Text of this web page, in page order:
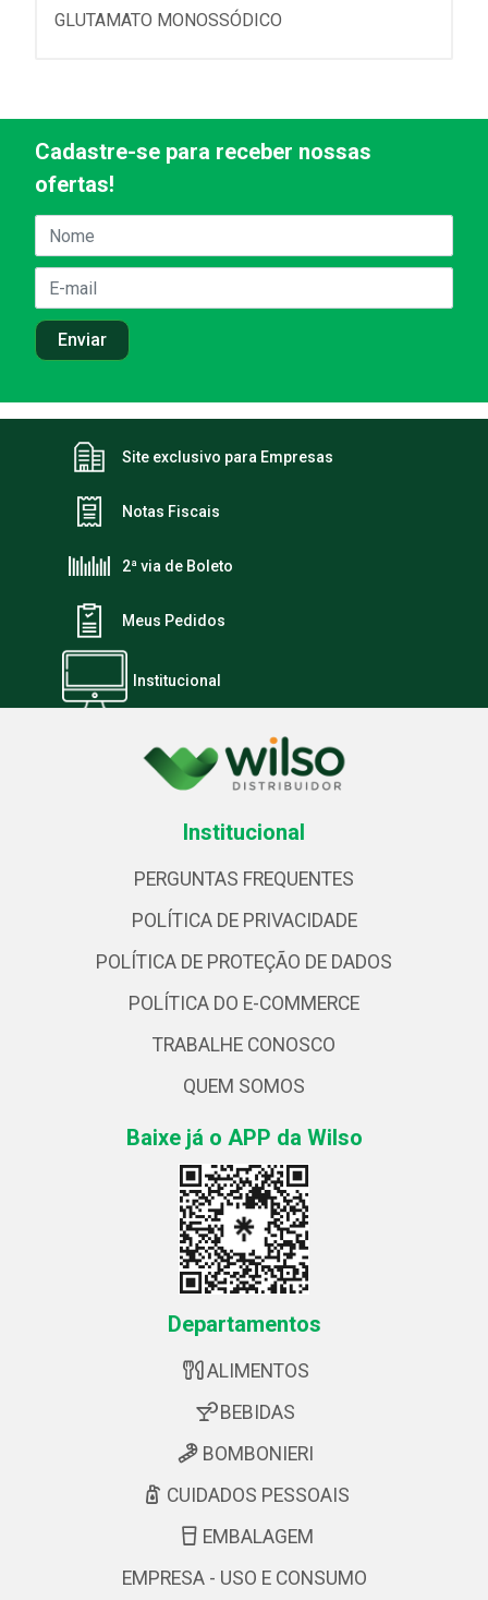
GLUTAMATO MONOSSÓDICO
Cadastre-se para receber nossas
ofertas!
Site exclusivo para Empresas
Notas Fiscais
2ª via de Boleto
Meus Pedidos
Institucional
Institucional
PERGUNTAS FREQUENTES
POLÍTICA DE PRIVACIDADE
POLÍTICA DE PROTEÇÃO DE DADOS
POLÍTICA DO E-COMMERCE
TRABALHE CONOSCO
QUEM SOMOS
Baixe já o APP da Wilso
Departamentos
ALIMENTOS
BEBIDAS
BOMBONIERI
CUIDADOS PESSOAIS
EMBALAGEM
EMPRESA - USO E CONSUMO